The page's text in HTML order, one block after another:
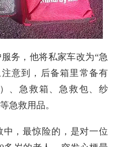
务，他将私家车改为“急
意到，后备箱里常备有
、急救箱、急救包、纱
急救用品。
，最惊险的，是对一位